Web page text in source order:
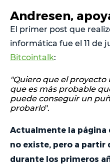
Andresen,
El primer post que
informática fue el 11 de
Bitcointalk:
"Quiero que el
que es más probable
puede conseguir un
probarlo".
Actualmente la página
no existe, pero a partir
durante los primeros